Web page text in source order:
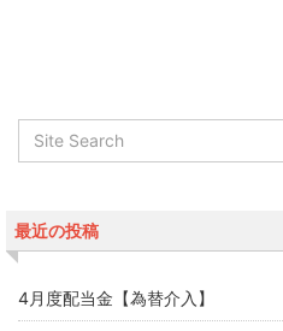
最近の投稿
4月度配当金【為替介入】